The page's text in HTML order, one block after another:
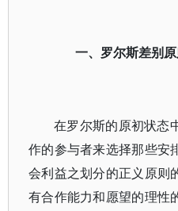
一、罗尔斯差别
在罗尔斯的原初状态
作的参与者来选择那些安
会利益之划分的正义原则
有合作能力和愿望的理性